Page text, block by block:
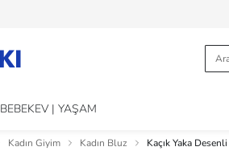
BEBEKEV | YAŞAM
Kadın Giyim Kadın Bluz Kaçık Yaka